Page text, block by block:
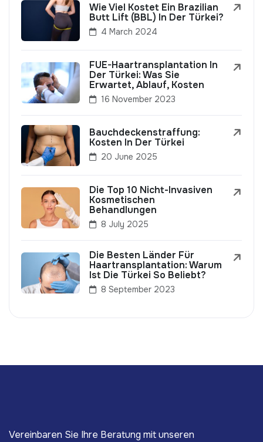
Wie Viel Kostet Ein Brazilian
Butt Lift (BBL) In Der Türkei?
4 March 2024
FUE-Haartransplantation In
Der Türkei: Was Sie
Erwartet, Ablauf, Kosten
16 November 2023
Bauchdeckenstraffung:
Kosten In Der Türkei
20 June 2025
Die Top 10 Nicht-Invasiven
Kosmetischen
Behandlungen
8 July 2025
Die Besten Länder Für
Haartransplantation: Warum
Ist Die Türkei So Beliebt?
8 September 2023
Vereinbaren Sie Ihre Beratung mit unseren